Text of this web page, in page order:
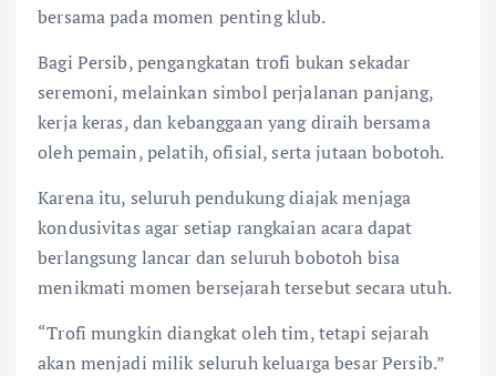
bersama pada momen penting klub.
Bagi Persib, pengangkatan trofi bukan sekadar
seremoni, melainkan simbol perjalanan panjang,
kerja keras, dan kebanggaan yang diraih bersama
oleh pemain, pelatih, ofisial, serta jutaan bobotoh.
Karena itu, seluruh pendukung diajak menjaga
kondusivitas agar setiap rangkaian acara dapat
berlangsung lancar dan seluruh bobotoh bisa
menikmati momen bersejarah tersebut secara utuh.
“Trofi mungkin diangkat oleh tim, tetapi sejarah
akan menjadi milik seluruh keluarga besar Persib.”